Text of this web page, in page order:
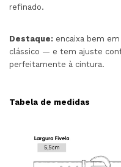
refinado.
Destaque: encaixa bem
clássico — e tem ajuste
perfeitamente à cintura.
Tabela de medidas